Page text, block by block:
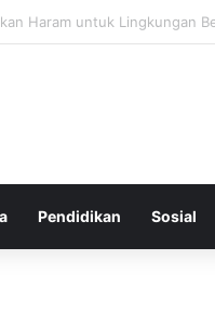
di Timnya
Pendidikan Sosial